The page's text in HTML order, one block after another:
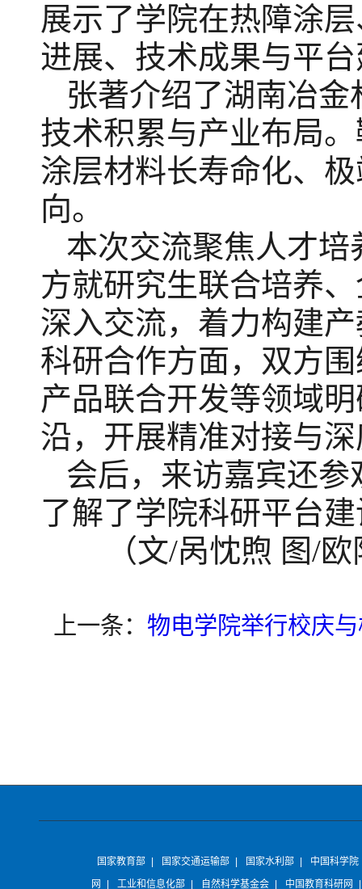
展示了学院在热障涂
进展、技术成果与平
张著介绍了湖南冶
技术积累与产业布局
涂层材料长寿命化、
向。
本次交流聚焦人才
方就研究生联合培养
深入交流，着力构建
科研合作方面，双方
产品联合开发等领域
沿，开展精准对接与
会后，来访嘉宾还
了解了学院科研平台
（文/呙忱煦 图/
上一条： 物电学院举行校庆
国家教育部 | 国家交通运输部 | 国家水利部 |
中国科学院
网
| 工业和信息化部 | 自然科学基金会 | 中国教育科研网